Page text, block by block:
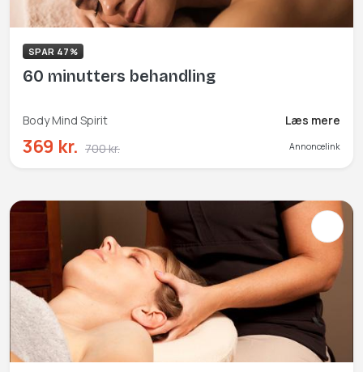
SPAR 47%
60 minutters behandling
Body Mind Spirit Læs mere
369 kr. 700 kr. Annoncelink